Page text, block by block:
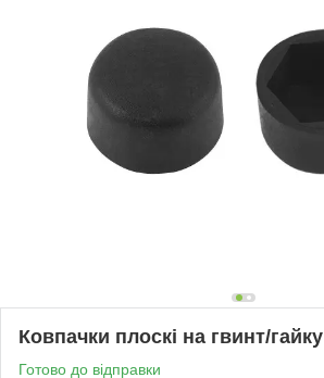
Ковпачки плоскі на гвинт/гайку
Готово до відправки